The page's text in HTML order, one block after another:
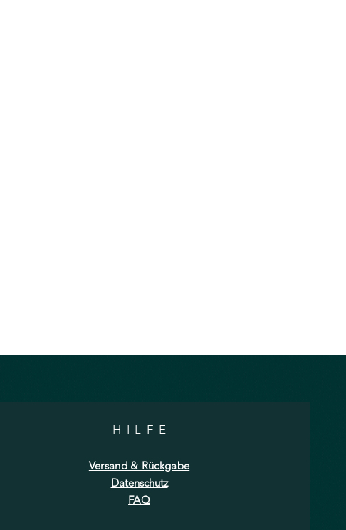
HILF E
Versand & Rückgabe
Datenschutz
FAQ